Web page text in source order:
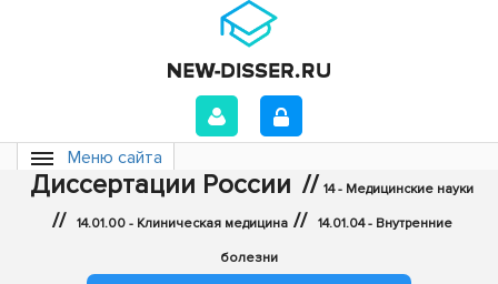
Меню сайта
Диссертации России // 14 - Медицинские науки
// 14.01.00 - Клиническая медицина // 14.01.04 - Внутренние
болезни